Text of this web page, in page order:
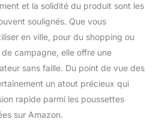
et la solidité du produit sont les
soulignés. Que vous
en ville, pour du shopping ou
campagne, elle offre une
sans faille. Du point de vue des
un atout précieux qui
rapide parmi les poussettes
sur Amazon.